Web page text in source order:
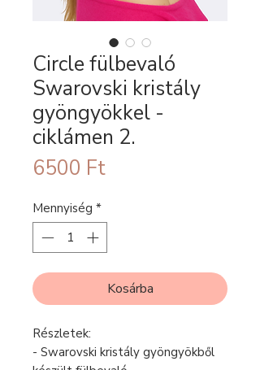
Circle fülbevaló
Swarovski kristály
gyöngyökkel -
ciklámen 2.
6500 FtÁr
Mennyiség *
Kosárba
Részletek:
- Swarovski kristály gyöngyökből